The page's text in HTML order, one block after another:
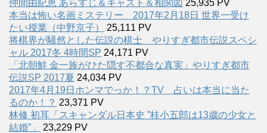
仲間由紀恵 あらすじ＆キャスト＆相関図 25,935 PV
本当は怖い名画ミステリー 2017年2月18日 世界一受け
たい授業（中野京子）
25,111 PV
将棋界が騒然とした伝説の棋士 やりすぎ都市伝説スペシ
ャル 2017冬 4時間SP 24,171 PV
「北朝鮮 金一族がひた隠す不都合な真実」やりすぎ都市
伝説SP 2017夏 24,034 PV
2017年4月19日ホンマでっか！？TV 占いは本当に当た
るのか！？ 23,371 PV
林修 初耳「スキャンダル日本史 ”桂小五郎は13歳の少女と
結婚”」
23,229 PV